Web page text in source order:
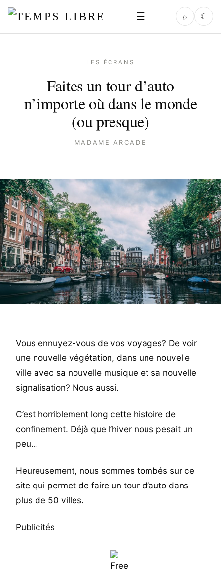
☰ ⌕ ☾
LES ÉCRANS
Faites un tour d’auto
n’importe où dans le monde
(ou presque)
MADAME ARCADE
Vous ennuyez-vous de vos voyages? De voir
une nouvelle végétation, dans une nouvelle
ville avec sa nouvelle musique et sa nouvelle
signalisation? Nous aussi.
C’est horriblement long cette histoire de
confinement. Déjà que l’hiver nous pesait un
peu…
Heureusement, nous sommes tombés sur ce
site qui permet de faire un tour d’auto dans
plus de 50 villes.
Publicités